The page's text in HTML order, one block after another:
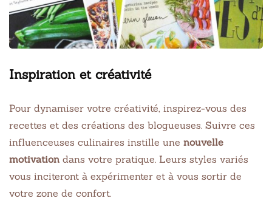
Inspiration et créativité
Pour dynamiser votre créativité, inspirez-vous des
recettes et des créations des blogueuses. Suivre ces
influenceuses culinaires instille une nouvelle
motivation dans votre pratique. Leurs styles variés
vous inciteront à expérimenter et à vous sortir de
votre zone de confort.